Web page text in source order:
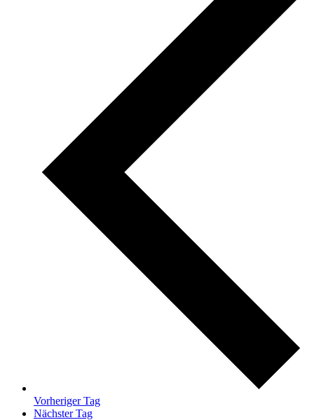
Vorheriger Tag
Nächster Tag